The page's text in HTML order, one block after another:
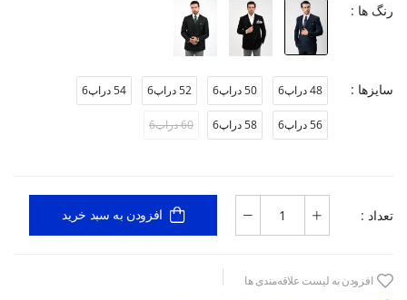
رنگ ها :
سایزها : 48 دراپ6 50 دراپ6 52 دراپ6 54 دراپ6
56 دراپ6 58 دراپ6 60 دراپ6
تعداد : افزودن به سبد خرید
افزودن به لیست علاقه‌مندی ها